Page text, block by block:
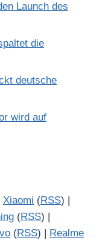
Launch des
die
deutsche
wird auf
Xiaomi (RSS) |
(RSS) |
(RSS) |
Realme